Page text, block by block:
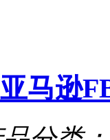
马逊